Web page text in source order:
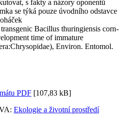
s fakty a názory oponentů
se týká pouze úvodního odstavce
Bacillus thuringiensis corn-
time of immature
Environ. Entomol.
PDF [107,83 kB]
Ekologie a životní prostředí